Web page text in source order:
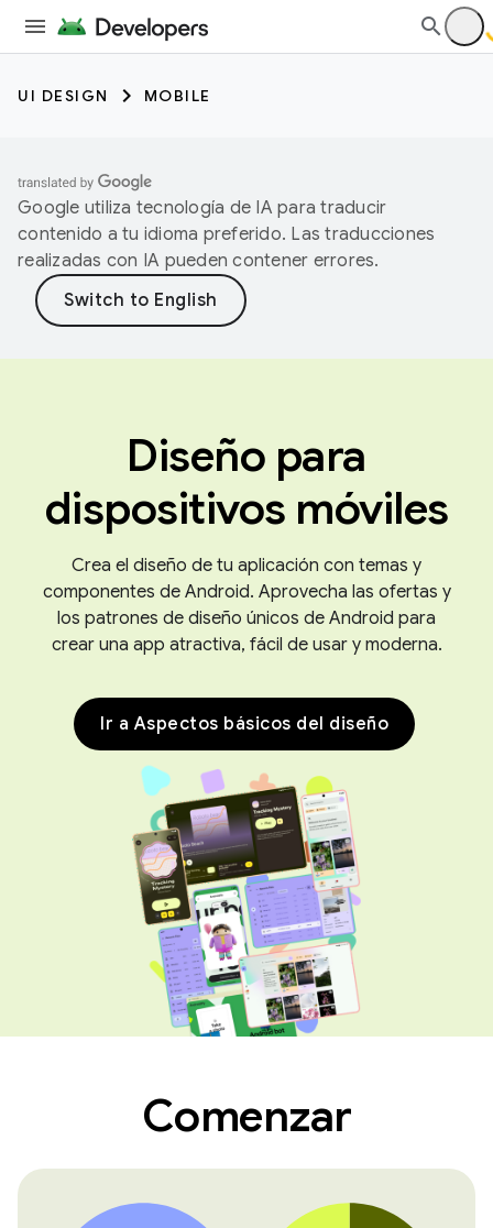
UI DESIGN MOBILE
Google utiliza tecnología de IA para traducir
contenido a tu idioma preferido. Las traducciones
realizadas con IA pueden contener errores.
Diseño para
dispositivos móviles
Crea el diseño de tu aplicación con temas y
componentes de Android. Aprovecha las ofertas y
los patrones de diseño únicos de Android para
crear una app atractiva, fácil de usar y moderna.
Ir a Aspectos básicos del diseño
Comenzar